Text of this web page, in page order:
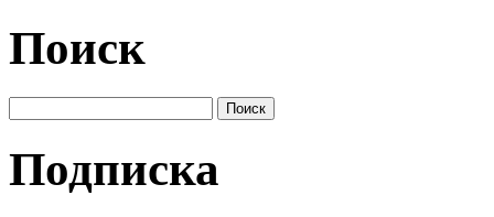
Поиск
Подписка